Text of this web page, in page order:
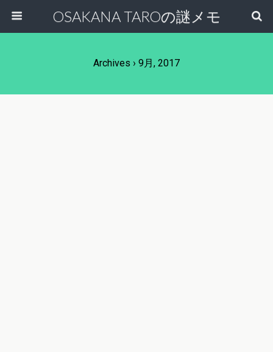
OSAKANA TAROの謎メモ
Archives › 9月, 2017